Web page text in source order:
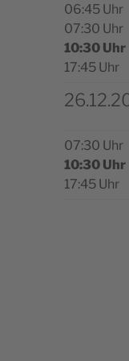
06:45 Uhr
07:30 Uhr
10:30 Uhr
17:45 Uhr
07:30 Uhr
10:30 Uhr
17:45 Uhr